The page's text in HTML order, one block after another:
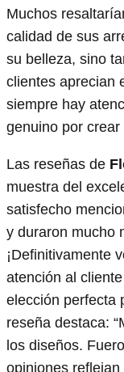
Muchos
calidad de sus
su belleza, sino
clientes aprecian
siempre hay
genuino por
Las reseñas de
muestra del
satisfecho
y duraron mucho
¡Definitivamente
atención al
elección perfecta
reseña destaca:
los diseños.
opiniones